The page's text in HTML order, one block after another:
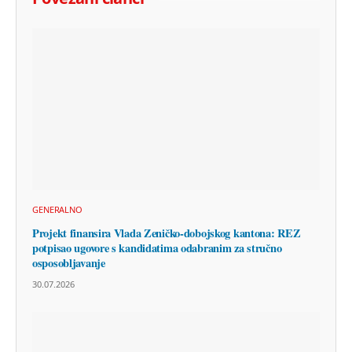
GENERALNO
Projekt finansira Vlada Zeničko-dobojskog kantona: REZ
potpisao ugovore s kandidatima odabranim za stručno
osposobljavanje
30.07.2026